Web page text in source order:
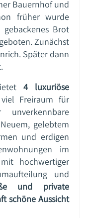
Bauernhof und
früher wurde
Brot
Zunächst
Später dann
4 luxuriöse
Freiraum für
gelebtem
und erdigen
im
hochwertiger
und
und private
schöne Aussicht